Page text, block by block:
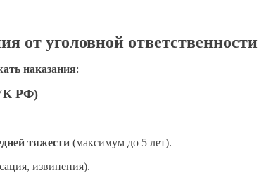
от уголовной ответственности
наказания:
РФ)
тяжести (максимум до 5 лет).
извинения).